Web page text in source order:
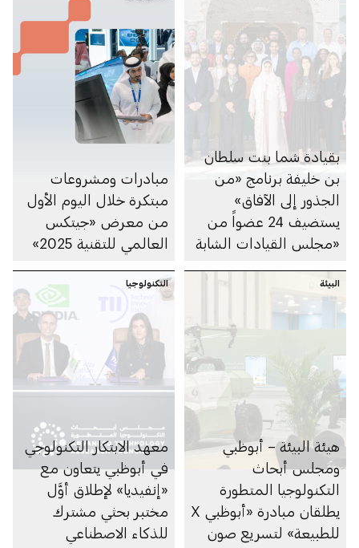
بقيادة شما بنت سلطان
بن خليفة برنامج «من
الجذور إلى الآفاق»
يستضيف 24 عضواً من
«مجلس القيادات الشابة
الاقتصادي العالمي
مبادرات ومشروعات
مبتكرة خلال اليوم الأول
من معرض «جيتكس
العالمي للتقنية 2025»
البيئة
هيئة البيئة – أبوظبي
ومجلس أبحاث
التكنولوجيا المتطورة
يطلقان مبادرة «أبوظبي X
للطبيعة» لتسريع صون
التكنولوجيا
معهد الابتكار التكنولوجي
في أبوظبي يتعاون مع
«إنفيديا» لإطلاق أوَّل
مختبر بحثي مشترك
للذكاء الاصطناعي